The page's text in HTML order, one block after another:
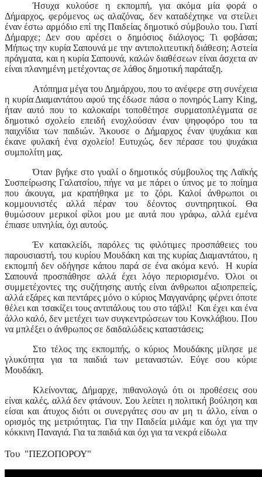
Ήσυχα κυλούσε η εκπομπή, για ακόμα μία φορά ο
Δήμαρχος, φερόμενος ως αλαζόνας, δεν καταδέχτηκε να στείλει
έναν έστω αρμόδιο επί της Παιδείας δημοτικό σύμβουλο του. Γιατί
Δήμαρχε; Δεν σου αρέσει ο δημόσιος διάλογος; Τι φοβάσαι;
Μήπως την κυρία Σαπουνά με την αντιπολιτευτική διάθεση; Αστεία
πράγματα, και η κυρία Σαπουνά, καλών διαθέσεων είναι άσχετα αν
είναι πλανημένη μετέχοντας σε λάθος δημοτική παράταξη.
Ατόπημα μέγα του Δημάρχου, που το ανέφερε στη συνέχεια
η κυρία Διαμαντάτου αφού της έδωσε πάσα ο πονηρόςLarry King,
ήταν αυτό που το καλοκαίρι τοποθέτησε συρματοπλέγματα σε
δημοτικό σχολείο επειδή ενοχλούσαν έναν ψηφοφόρο του τα
παιχνίδια των παιδιών. Άκουσε ο Δήμαρχος έναν ψυχάκια και
έκανε φυλακή ένα σχολείο! Ευτυχώς, δεν πέρασε του ψυχάκια
συμπολίτη μας.
Όταν βγήκε στο γυαλί ο δημοτικός σύμβουλος της Λαϊκής
Συσπείρωσης Γαλατσίου, πήγε να με πάρει ο ύπνος με το ποίημα
που άκουγα, μα κρατήθηκα με το ζόρι. Καλοί άνθρωποι οι
κομμουνιστές αλλά πέραν του δέοντος συντηρητικοί. Θα
θυμώσουν μερικοί φίλοι μου με αυτά που γράφω, αλλά εμένα
έπιασε υπνηλία, όχι αυτούς.
Έν κατακλείδι, παρόλες τις φιλότιμες προσπάθειες του
παρουσιαστή, του κυρίου Μουδάκη και της κυρίας Διαμαντάτου, η
εκπομπή δεν οδήγησε κάπου παρά σε ένα ακόμα κενό. Η κυρία
Σαπουνά προσπάθησε αλλά έχει λόγο περιορισμένο. Όλοι οι
συμμετέχοντες της συζήτησης αυτής είναι άνθρωποι αξιοπρεπείς,
αλλά εξάρες και πεντάρες μόνο ο κύριος Μαγγανάρης φέρνει όποτε
θέλει και τσακίζει τους αντιπάλους του στο τάβλι! Και έχει και ένα
άλλο καλό, δεν μετέχει των συγκεντρώσεων του Κονκλάβιου. Που
να μπλέξει ο άνθρωπος σε δαιδαλώδεις καταστάσεις;
Στο τέλος της εκπομπής, ο κύριος Μουδάκης μίλησε με
γλυκύτητα για τα παιδιά των μεταναστών. Εύγε σου κύριε
Μουδάκη.
Κλείνοντας, Δήμαρχε, πιθανολογώ ότι οι προθέσεις σου
είναι καλές, αλλά δεν φτάνουν. Σου λείπει η πολιτική βούληση και
είσαι και άτυχος διότι οι συνεργάτες σου αν μη τι άλλο, είναι ο
ορισμός της μετριότητας. Για την Παιδεία μιλάμε και όχι για την
κόκκινη Παναγιά. Για τα παιδιά και όχι για τα νεκρά είδωλα
Του "ΠΕΖΟΠΟΡΟΥ"